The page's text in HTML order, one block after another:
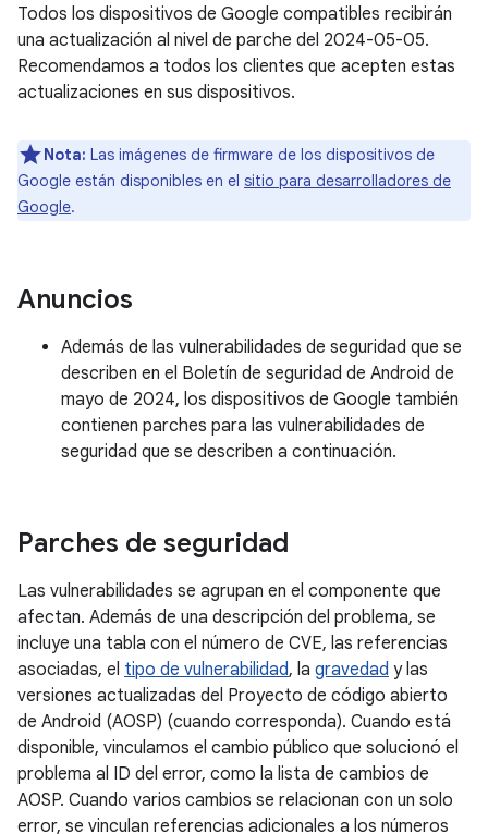
Todos los dispositivos de Google compatibles recibirán
una actualización al nivel de parche del 2024-05-05.
Recomendamos a todos los clientes que acepten estas
actualizaciones en sus dispositivos.
Nota: Las imágenes de firmware de los dispositivos de
Google están disponibles en el sitio para desarrolladores de
Google.
Anuncios
Además de las vulnerabilidades de seguridad que se
describen en el Boletín de seguridad de Android de
mayo de 2024, los dispositivos de Google también
contienen parches para las vulnerabilidades de
seguridad que se describen a continuación.
Parches de seguridad
Las vulnerabilidades se agrupan en el componente que
afectan. Además de una descripción del problema, se
incluye una tabla con el número de CVE, las referencias
asociadas, el tipo de vulnerabilidad, la gravedad y las
versiones actualizadas del Proyecto de código abierto
de Android (AOSP) (cuando corresponda). Cuando está
disponible, vinculamos el cambio público que solucionó el
problema al ID del error, como la lista de cambios de
AOSP. Cuando varios cambios se relacionan con un solo
error, se vinculan referencias adicionales a los números